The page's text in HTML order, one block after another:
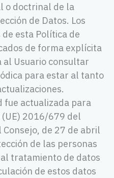
o doctrinal de la
de Datos. Los
esta Política de
de forma explícita
al Usuario consultar
para estar al tanto
fue actualizada para
2016/679 del
de 27 de abril
de las personas
tratamiento de datos
de estos datos